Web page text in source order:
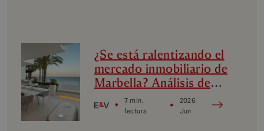
¿Se está ralentizando el
mercado inmobiliario de
Marbella? Análisis de
los micromercados de
lujo de Marbella
7 min.
lectura
2026
Jun